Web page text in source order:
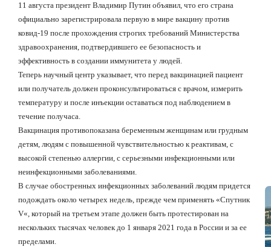
11 августа президент Владимир Путин объявил, что его страна
официально зарегистрировала первую в мире вакцину против
ковид-19 после прохождения строгих требований Министерства
здравоохранения, подтвердившего ее безопасность и
эффективность в создании иммунитета у людей.
Теперь научный центр указывает, что перед вакцинацией пациент
или получатель должен проконсультироваться с врачом, измерить
температуру и после инъекции оставаться под наблюдением в
течение получаса.
Вакцинация противопоказана беременным женщинам или грудным
детям, людям с повышенной чувствительностью к реактивам, с
высокой степенью аллергии, с серьезными инфекционными или
неинфекционными заболеваниями.
В случае обостренных инфекционных заболеваний людям придется
подождать около четырех недель, прежде чем применять «Спутник
V«, который на третьем этапе должен быть протестирован на
нескольких тысячах человек до 1 января 2021 года в России и за ее
пределами.